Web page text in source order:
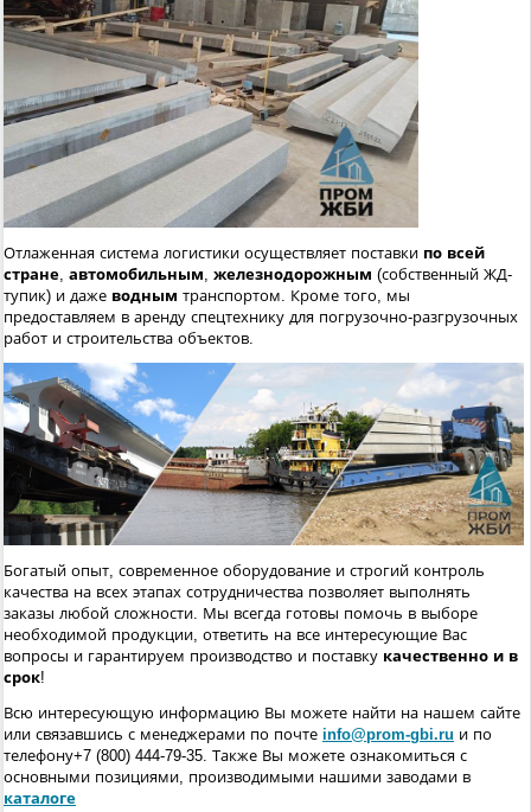
Отлаженная система логистики осуществляет поставки по всей
стране, автомобильным, железнодорожным (собственный ЖД-
тупик) и даже водным транспортом. Кроме того, мы
предоставляем в аренду спецтехнику для погрузочно-разгрузочных
работ и строительства объектов.
Богатый опыт, современное оборудование и строгий контроль
качества на всех этапах сотрудничества позволяет выполнять
заказы любой сложности. Мы всегда готовы помочь в выборе
необходимой продукции, ответить на все интересующие Вас
вопросы и гарантируем производство и поставку качественно и в
срок!
Всю интересующую информацию Вы можете найти на нашем сайте
или связавшись с менеджерами по почте info@prom-gbi.ru и по
телефону+7 (800) 444-79-35. Также Вы можете ознакомиться с
основными позициями, производимыми нашими заводами в
каталоге